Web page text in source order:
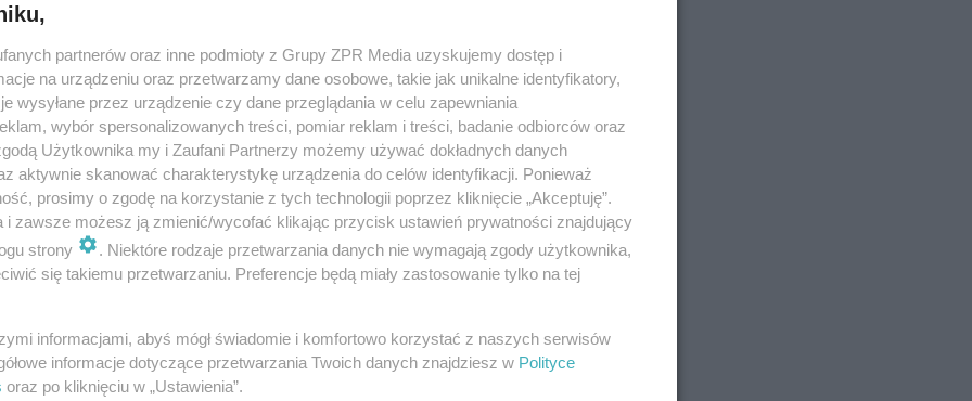
najlepsze sceny i teksty z …
partnerów oraz inne podmioty z Grupy ZPR Media uzyskujemy dostęp i
na urządzeniu oraz przetwarzamy dane osobowe, takie jak unikalne identyfikatory,
wysyłane przez urządzenie czy dane przeglądania w celu zapewniania
wybór spersonalizowanych treści, pomiar reklam i treści, badanie odbiorców oraz
Użytkownika my i Zaufani Partnerzy możemy używać dokładnych danych
aktywnie skanować charakterystykę urządzenia do celów identyfikacji. Ponieważ
prosimy o zgodę na korzystanie z tych technologii poprzez kliknięcie „Akceptuję”.
i zawsze możesz ją zmienić/wycofać klikając przycisk ustawień prywatności znajdujący
strony
. Niektóre rodzaje przetwarzania danych nie wymagają zgody użytkownika,
się takiemu przetwarzaniu. Preferencje będą miały zastosowanie tylko na tej
informacjami, abyś mógł świadomie i komfortowo korzystać z naszych serwisów
informacje dotyczące przetwarzania Twoich danych znajdziesz w Polityce
oraz po kliknięciu w „Ustawienia”.